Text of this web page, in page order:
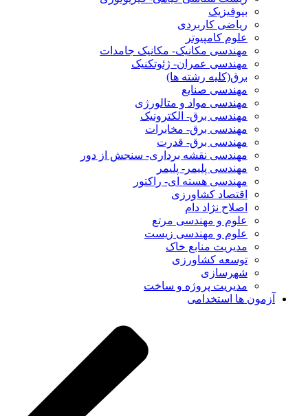
بیوفیزیک
ریاضی کاربردی
علوم کامپیوتر
مهندسی مکانیک- مکانیک جامدات
مهندسی عمران- ژئوتکنیک
برق(کلیه رشته ها)
مهندسی صنایع
مهندسی مواد و متالورژی
مهندسی برق- الکترونیک
مهندسی برق- مخابرات
مهندسی برق- قدرت
مهندسی نقشه برداری- سنجش از دور
مهندسی پلیمر- پلیمر
مهندسی هسته ای- راکتور
اقتصاد کشاورزی
اصلاح نژاد دام
علوم و مهندسی مرتع
علوم و مهندسی زیست
مدیریت منابع خاک
توسعه کشاورزی
شهرسازی
مدیریت پروژه و ساخت
آزمون ها استخدامی